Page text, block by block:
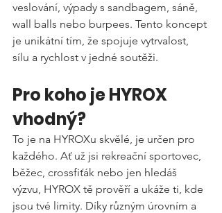
veslování, výpady s sandbagem, sáně,
wall balls nebo burpees. Tento koncept
je unikátní tím, že spojuje vytrvalost,
sílu a rychlost v jedné soutěži.
Pro koho je HYROX
vhodný?
To je na HYROXu skvělé, je určen pro
každého. Ať už jsi rekreační sportovec,
běžec, crossfiťák nebo jen hledáš
výzvu, HYROX tě prověří a ukáže ti, kde
jsou tvé limity. Díky různým úrovním a